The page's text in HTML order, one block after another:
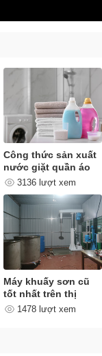
khách hàng có thể
Hà Nội
Công thức sản xuất
nước giặt quần áo
quan trọng như thế
nào ?
3136 lượt xem
Máy khuấy sơn cũ
tốt nhất trên thị
trường
1478 lượt xem